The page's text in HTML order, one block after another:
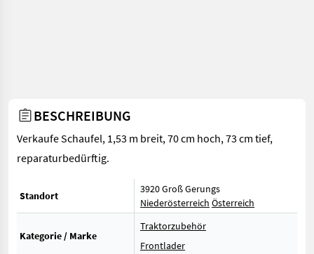
BESCHREIBUNG
Verkaufe Schaufel, 1,53 m breit, 70 cm hoch, 73 cm tief,
reparaturbedürftig.
Standort
3920 Groß Gerungs
Niederösterreich Österreich
Kategorie / Marke
Traktorzubehör
Frontlader